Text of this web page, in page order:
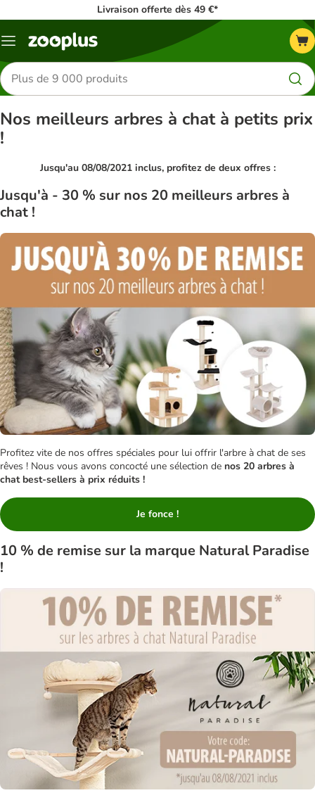
Livraison offerte dès 49 €*
Menu
Rechercher
des
produits
Nos meilleurs arbres à chat à petits prix
!
Jusqu'au 08/08/2021 inclus, profitez de deux offres :
Jusqu'à - 30 % sur nos 20 meilleurs arbres à
chat !
Profitez vite de nos offres spéciales pour lui offrir l'arbre à chat de ses
rêves ! Nous vous avons concocté une sélection de nos 20 arbres à
chat best-sellers à prix réduits !
Je fonce !
10 % de remise sur la marque Natural Paradise
!